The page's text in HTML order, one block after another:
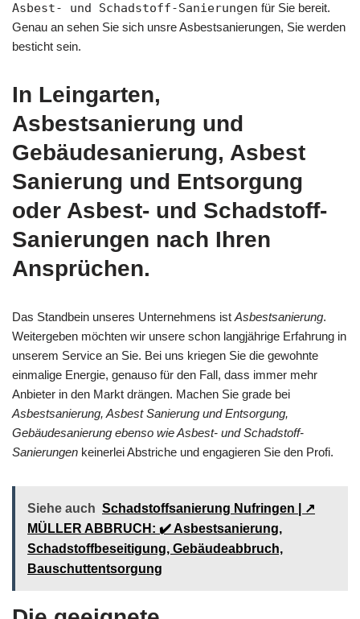
Asbest- und Schadstoff-Sanierungen für Sie bereit.
Genau an sehen Sie sich unsre Asbestsanierungen, Sie werden
besticht sein.
In Leingarten,
Asbestsanierung und
Gebäudesanierung, Asbest
Sanierung und Entsorgung
oder Asbest- und Schadstoff-
Sanierungen nach Ihren
Ansprüchen.
Das Standbein unseres Unternehmens ist Asbestsanierung.
Weitergeben möchten wir unsere schon langjährige Erfahrung in
unserem Service an Sie. Bei uns kriegen Sie die gewohnte
einmalige Energie, genauso für den Fall, dass immer mehr
Anbieter in den Markt drängen. Machen Sie grade bei
Asbestsanierung, Asbest Sanierung und Entsorgung,
Gebäudesanierung ebenso wie Asbest- und Schadstoff-
Sanierungen keinerlei Abstriche und engagieren Sie den Profi.
Siehe auch Schadstoffsanierung Nufringen | ↗️
MÜLLER ABBRUCH: ✔️ Asbestsanierung,
Schadstoffbeseitigung, Gebäudeabbruch,
Bauschuttentsorgung